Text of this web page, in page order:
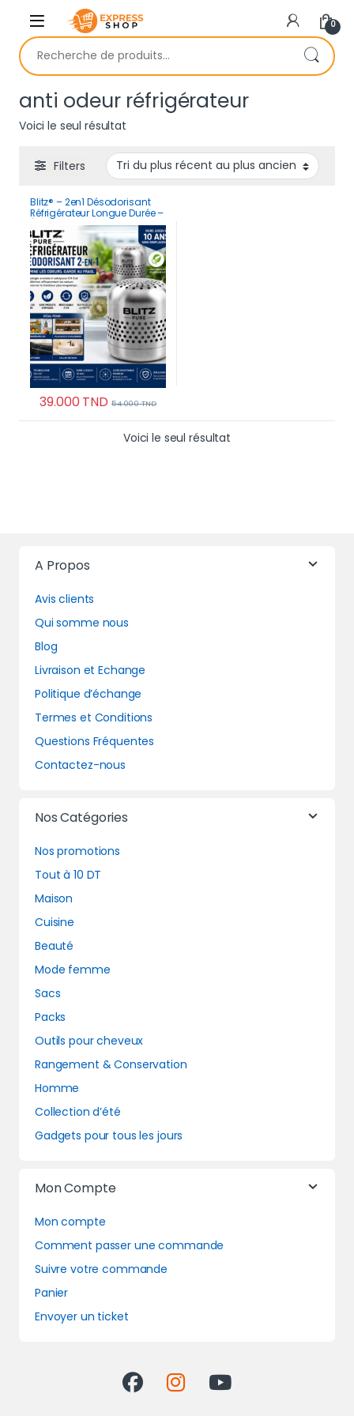
Skip to navigation
Skip to content
0
Recherche pour :
anti odeur réfrigérateur
Voici le seul résultat
Filters
Blitz® – 2en1 Désodorisant
Réfrigérateur Longue Durée –
Éliminateur d’Odeurs
Puissant Multi-Usages
39.000TND 54.000TND
Voici le seul résultat
A Propos
Avis clients
Qui somme nous
Blog
Livraison et Echange
Politique d’échange
Termes et Conditions
Questions Fréquentes
Contactez-nous
Nos Catégories
Nos promotions
Tout à 10 DT
Maison
Cuisine
Beauté
Mode femme
Sacs
Packs
Outils pour cheveux
Rangement & Conservation
Homme
Collection d’été
Gadgets pour tous les jours
Mon Compte
Mon compte
Comment passer une commande
Suivre votre commande
Panier
Envoyer un ticket